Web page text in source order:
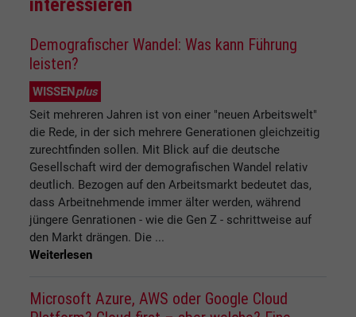
interessieren
Demografischer Wandel: Was kann Führung
leisten?
WISSEN plus
Seit mehreren Jahren ist von einer "neuen Arbeitswelt"
die Rede, in der sich mehrere Generationen gleichzeitig
zurechtfinden sollen. Mit Blick auf die deutsche
Gesellschaft wird der demografischen Wandel relativ
deutlich. Bezogen auf den Arbeitsmarkt bedeutet das,
dass Arbeitnehmende immer älter werden, während
jüngere Genrationen - wie die Gen Z - schrittweise auf
den Markt drängen. Die ...
Weiterlesen
Microsoft Azure, AWS oder Google Cloud